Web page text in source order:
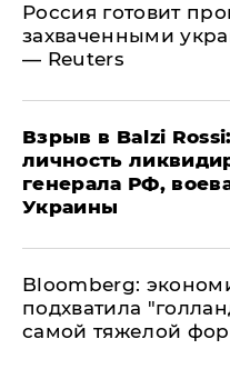
​Россия готовит
захваченными
— Reuters
​Взрыв в Balzi
личность
генерала РФ,
Украины
Bloomberg:
подхватила
самой тяжелой